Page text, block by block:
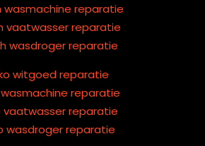
wasmachine reparatie
vaatwasser reparatie
wasdroger reparatie
witgoed reparatie
wasmachine reparatie
vaatwasser reparatie
wasdroger reparatie